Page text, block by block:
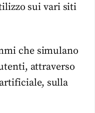
sui vari siti
che simulano
attraverso
sulla